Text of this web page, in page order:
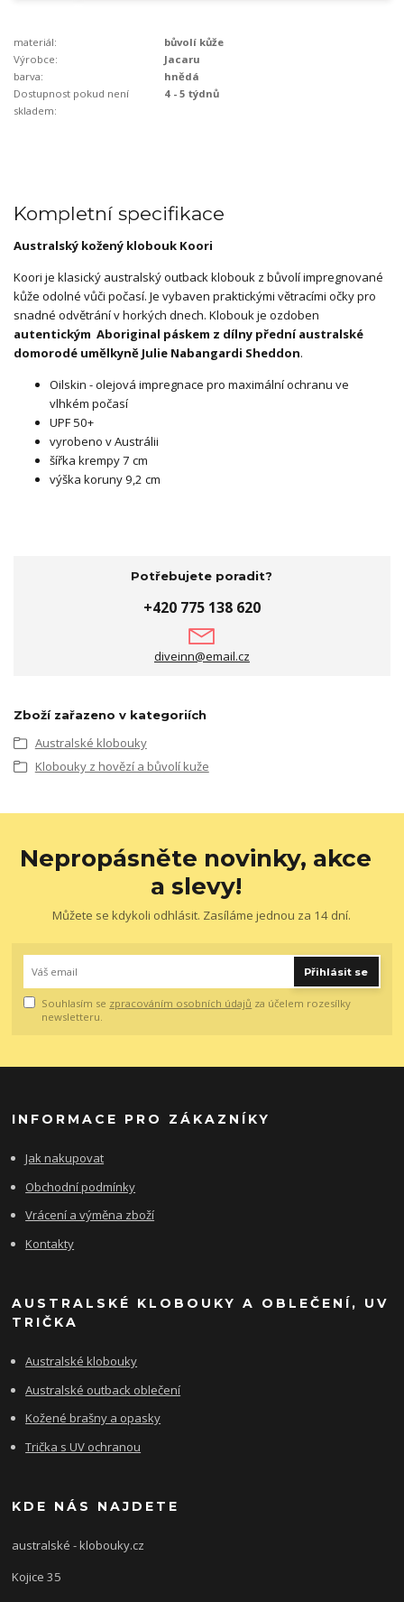
materiál:
bůvolí kůže
Výrobce:
Jacaru
barva:
hnědá
Dostupnost pokud není
skladem:
4 - 5 týdnů
Kompletní specifikace
Australský kožený klobouk Koori
Koori je klasický australský outback klobouk z bůvolí impregnované
kůže odolné vůči počasí. Je vybaven praktickými větracími očky pro
snadné odvětrání v horkých dnech. Klobouk je ozdoben
autentickým Aboriginal páskem z dílny přední australské
domorodé umělkyně Julie Nabangardi Sheddon.
Oilskin - olejová impregnace pro maximální ochranu ve
vlhkém počasí
UPF 50+
vyrobeno v Austrálii
šířka krempy 7 cm
výška koruny 9,2 cm
Potřebujete poradit?
+420 775 138 620
diveinn@email.cz
Zboží zařazeno v kategoriích
Australské klobouky
Klobouky z hovězí a bůvolí kuže
Nepropásněte novinky, akce
a slevy!
Můžete se kdykoli odhlásit. Zasíláme jednou za 14 dní.
Přihlásit se
Souhlasím se zpracováním osobních údajů za účelem rozesílky
newsletteru.
INFORMACE PRO ZÁKAZNÍKY
Jak nakupovat
Obchodní podmínky
Vrácení a výměna zboží
Kontakty
AUSTRALSKÉ KLOBOUKY A OBLEČENÍ, UV
TRIČKA
Australské klobouky
Australské outback oblečení
Kožené brašny a opasky
Trička s UV ochranou
KDE NÁS NAJDETE
australské - klobouky.cz
Kojice 35